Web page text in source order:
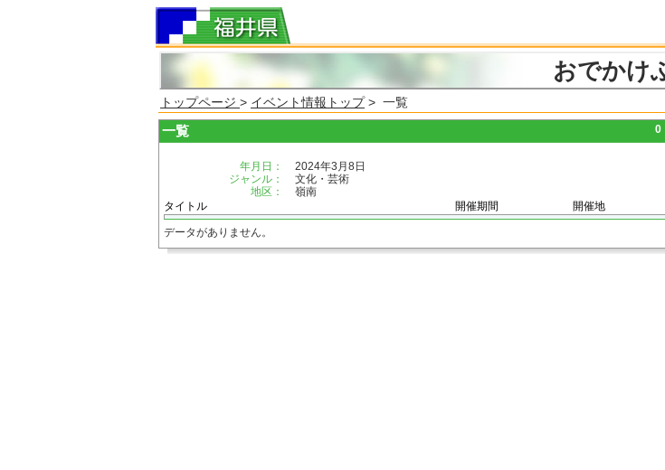
おでかけ
トップページ > イベント情報トップ> 一覧
一覧 0
年月日：
2024年3月8日
ジャンル：
文化・芸術
地区：
嶺南
タイトル
開催期間 開催地
データがありません。